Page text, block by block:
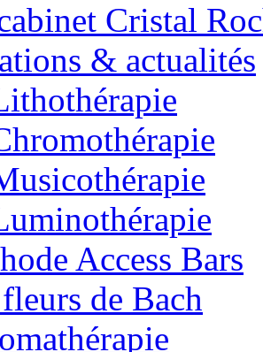
Cristal
& actualités
Access Bars
de Bach